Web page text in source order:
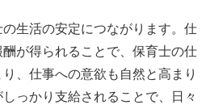
生活の安定につながります。仕
が得られることで、保育士の仕
、仕事への意欲も自然と高まり
っかり支給されることで、日々